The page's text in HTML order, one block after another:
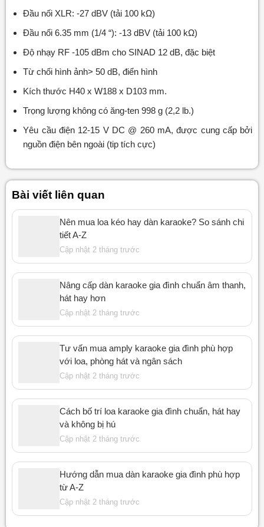
Đầu nối XLR: -27 dBV (tải 100 kΩ)
Đầu nối 6.35 mm (1/4 “): -13 dBV (tải 100 kΩ)
Độ nhạy RF -105 dBm cho SINAD 12 dB, đặc biệt
Từ chối hình ảnh> 50 dB, điển hình
Kích thước H40 x W188 x D103 mm.
Trọng lượng không có ăng-ten 998 g (2,2 lb.)
Yêu cầu điện 12-15 V DC @ 260 mA, được cung cấp bởi
nguồn điện bên ngoài (tip tích cực)
Bài viết liên quan
Nên mua loa kéo hay dàn karaoke? So sánh chi
tiết A-Z
Cập nhật 2 tháng trước
Nâng cấp dàn karaoke gia đình chuẩn âm thanh,
hát hay hơn
Cập nhật 2 tháng trước
Tư vấn mua amply karaoke gia đình phù hợp
với loa, phòng hát và ngân sách
Cập nhật 2 tháng trước
Cách bố trí loa karaoke gia đình chuẩn, hát hay
và không bị hú
Cập nhật 2 tháng trước
Hướng dẫn mua dàn karaoke gia đình phù hợp
từ A-Z
Cập nhật 2 tháng trước